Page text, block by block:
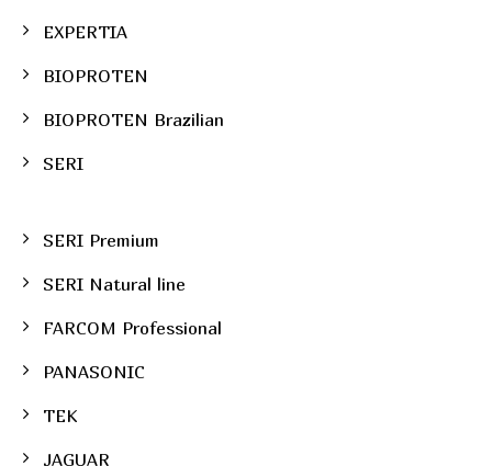
EXPERTIA
BIOPROTEN
BIOPROTEN Brazilian
SERI
SERI Premium
SERI Natural line
FARCOM Professional
PANASONIC
TEK
JAGUAR